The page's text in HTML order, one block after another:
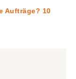
Aufträge? 10